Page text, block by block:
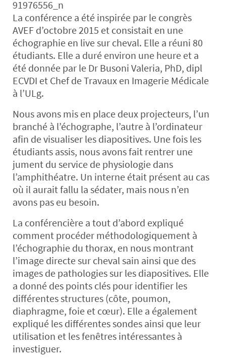
La conférence a été inspirée par le congrès
AVEF d’octobre 2015 et consistait en une
échographie en live sur cheval. Elle a réuni 80
étudiants. Elle a duré environ une heure et a
été donnée par le Dr Busoni Valeria, PhD, dipl
ECVDI et Chef de Travaux en Imagerie Médicale
à l’ULg.
Nous avons mis en place deux projecteurs, l’un
branché à l’échographe, l’autre à l’ordinateur
afin de visualiser les diapositives. Une fois les
étudiants assis, nous avons fait rentrer une
jument du service de physiologie dans
l’amphithéatre. Un interne était présent au cas
où il aurait fallu la sédater, mais nous n’en
avons pas eu besoin.
La conférencière a tout d’abord expliqué
comment procéder méthodologiquement à
l’échographie du thorax, en nous montrant
l’image directe sur cheval sain ainsi que des
images de pathologies sur les diapositives. Elle
a donné des points clés pour identifier les
différentes structures (côte, poumon,
diaphragme, foie et cœur). Elle a également
expliqué les différentes sondes ainsi que leur
utilisation et les fenêtres intéressantes à
investiguer.